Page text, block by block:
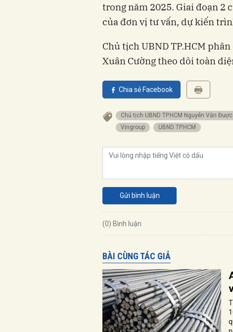
trong năm 2025. Giai đoạn 2
của đơn vị tư vấn, dự kiến
Chủ tịch UBND TP.HCM
Xuân Cường theo dõi toàn
Chia sẻ Facebook
Chủ tịch UBND TP.HCM Nguyễn Văn Được
Vingroup
UBND TP.HCM
Gửi bình luận
(0) Bình luận
BÀI CÙNG TÁC GIẢ